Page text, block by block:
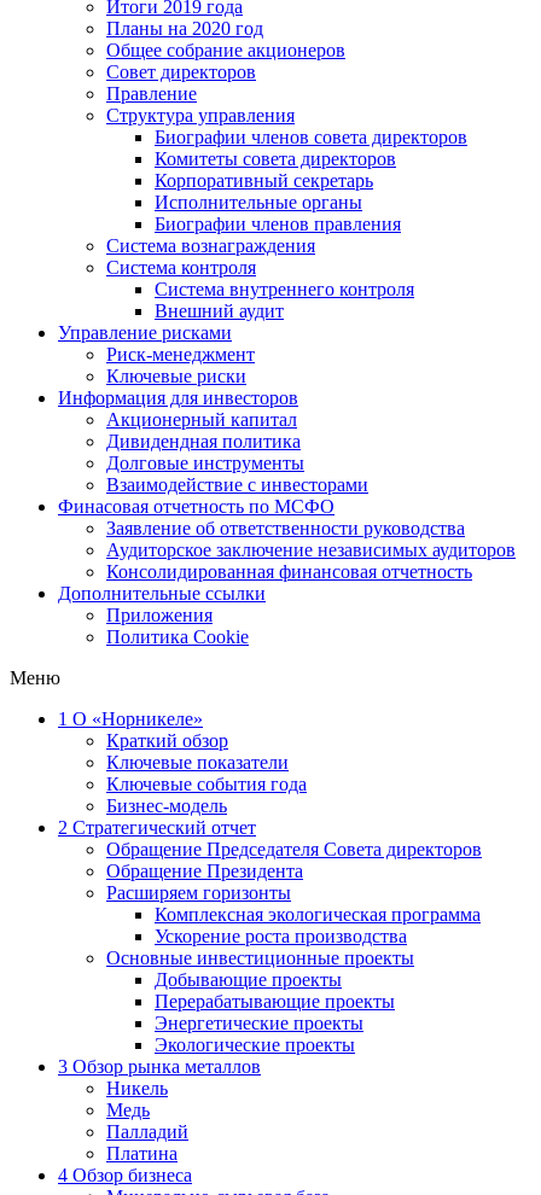
Итоги 2019 года
Планы на 2020 год
Общее собрание акционеров
Совет директоров
Правление
Структура управления
Биографии членов совета директоров
Комитеты совета директоров
Корпоративный секретарь
Исполнительные органы
Биографии членов правления
Система вознаграждения
Система контроля
Система внутреннего контроля
Внешний аудит
Управление рисками
Риск-менеджмент
Ключевые риски
Информация для инвесторов
Акционерный капитал
Дивидендная политика
Долговые инструменты
Взаимодействие с инвеcторами
Финасовая отчетность по МСФО
Заявление об ответственности руководства
Аудиторское заключение независимых аудиторов
Консолидированная финансовая отчетность
Дополнительные ссылки
Приложения
Политика Cookie
Меню
1 О «Норникеле»
Краткий обзор
Ключевые показатели
Ключевые события года
Бизнес-модель
2 Стратегический отчет
Обращение Председателя Совета директоров
Обращение Президента
Расширяем горизонты
Комплексная экологическая программа
Ускорение роста производства
Основные инвестиционные проекты
Добывающие проекты
Перерабатывающие проекты
Энергетические проекты
Экологические проекты
3 Обзор рынка металлов
Никель
Медь
Палладий
Платина
4 Обзор бизнеса